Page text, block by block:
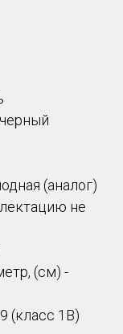
(аналог)
не
(см) -
(класс 1B)